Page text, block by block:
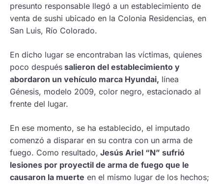
presunto responsable llegó a un establecimiento de
venta de sushi ubicado en la Colonia Residencias, en
San Luis, Río Colorado.
En dicho lugar se encontraban las víctimas, quienes
poco después salieron del establecimiento y
abordaron un vehículo marca Hyundai, línea
Génesis, modelo 2009, color negro, estacionado al
frente del lugar.
En ese momento, se ha establecido, el imputado
comenzó a disparar en su contra con un arma de
fuego. Como resultado, Jesús Ariel “N” sufrió
lesiones por proyectil de arma de fuego que le
causaron la muerte en el mismo lugar de los hechos;